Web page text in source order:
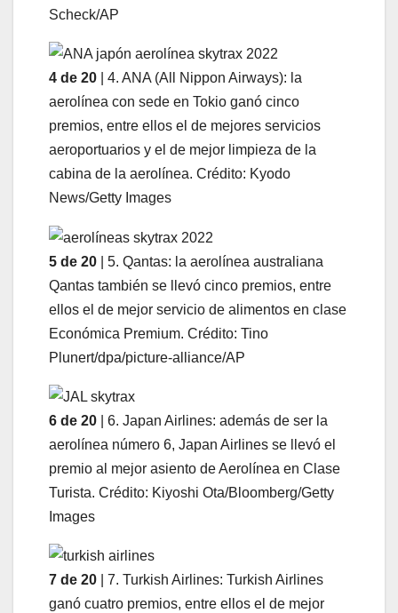
Scheck/AP
4 de 20 | 4. ANA (All Nippon Airways): la
aerolínea con sede en Tokio ganó cinco
premios, entre ellos el de mejores servicios
aeroportuarios y el de mejor limpieza de la
cabina de la aerolínea. Crédito: Kyodo
News/Getty Images
5 de 20 | 5. Qantas: la aerolínea australiana
Qantas también se llevó cinco premios, entre
ellos el de mejor servicio de alimentos en clase
Económica Premium. Crédito: Tino
Plunert/dpa/picture-alliance/AP
6 de 20 | 6. Japan Airlines: además de ser la
aerolínea número 6, Japan Airlines se llevó el
premio al mejor asiento de Aerolínea en Clase
Turista. Crédito: Kiyoshi Ota/Bloomberg/Getty
Images
7 de 20 | 7. Turkish Airlines: Turkish Airlines
ganó cuatro premios, entre ellos el de mejor